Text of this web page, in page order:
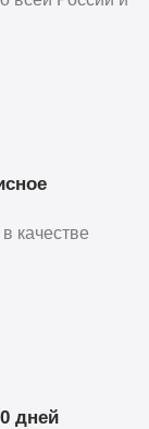
качестве
дней